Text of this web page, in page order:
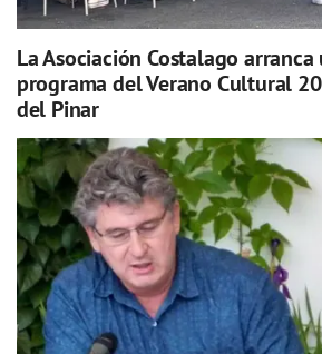
La Asociación Costalago
programa del Verano Cultural
del Pinar